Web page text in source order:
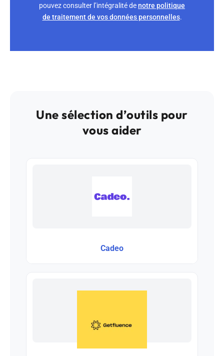
pouvez consulter l’intégralité denotre politique
de traitement de vos données personnelles.
Une sélection d’outils pour
vous aider
Cadeo